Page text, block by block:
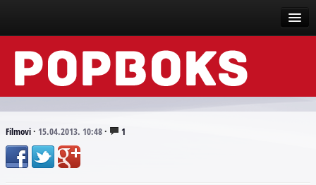
Vesti
Događaji
Tekstovi
Filmovi· 15.04.2013. 10:48· 1